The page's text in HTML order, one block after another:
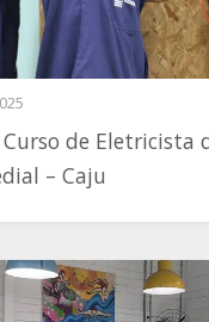
de Eletricista
– Caju